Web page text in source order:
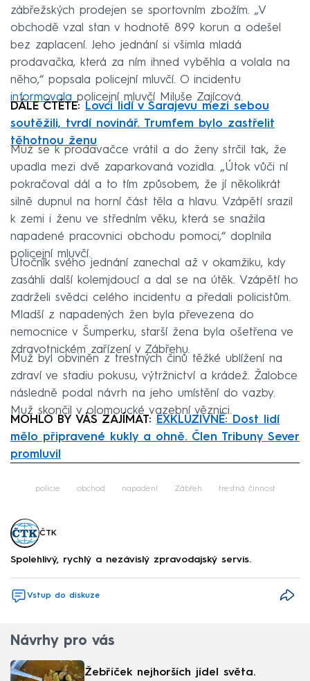
zábřežských prodejen se sportovním zbožím. „V
obchodě vzal stan v hodnotě 899 korun a odešel
bez zaplacení. Jeho jednání si všimla mladá
prodavačka, která za ním ihned vyběhla a volala na
něho,“ popsala policejní mluvčí. O incidentu
informovala policejní mluvčí Miluše Zajícová.
DÁLE ČTĚTE:
Lovci lidí v Sarajevu mezi sebou
soutěžili, tvrdí novinář. Trumfem bylo zastřelit
těhotnou ženu
Muž se k prodavačce vrátil a do ženy strčil tak, že
upadla mezi dvě zaparkovaná vozidla. „Útok vůči ní
pokračoval dál a to tím způsobem, že jí několikrát
silně dupnul na horní část těla a hlavu. Vzápětí srazil
k zemi i ženu ve středním věku, která se snažila
napadené pracovnici obchodu pomoci,“ doplnila
policejní mluvčí.
Útočník svého jednání zanechal až v okamžiku, kdy
zasáhli další kolemjdoucí a dal se na útěk. Vzápětí ho
zadrželi svědci celého incidentu a předali policistům.
Mladší z napadených žen byla převezena do
nemocnice v Šumperku, starší žena byla ošetřena ve
zdravotnickém zařízení v Zábřehu.
Muž byl obviněn z trestných činů těžké ublížení na
zdraví ve stadiu pokusu, výtržnictví a krádež. Žalobce
následně podal návrh na jeho umístění do vazby.
Muž skončil v olomoucké vazební věznici.
MOHLO BY VÁS ZAJÍMAT:
EXKLUZIVNĚ: Dost lidí
mělo připravené kukly a ohně. Člen Tribuny Sever
promluvil
policie obchod napadení Zábřeh trestná činnost
ČTK
Spolehlivý, rychlý a nezávislý zpravodajský servis.
Vstup do diskuze
Návrhy pro vás
Žebříček nejhorších jídel světa.